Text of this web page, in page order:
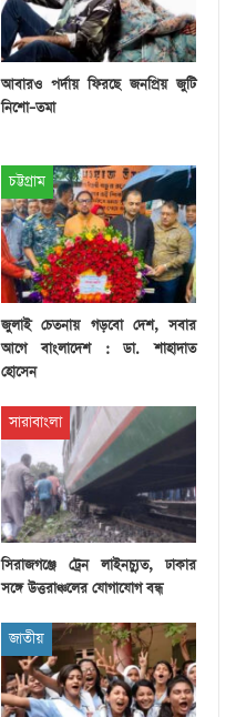
আবারও পর্দায় ফিরছে জনপ্রিয় জুটি
নিশো–তমা
চট্টগ্রাম
জুলাই চেতনায় গড়বো দেশ, সবার
আগে বাংলাদেশ : ডা. শাহাদাত
হোসেন
সারাবাংলা
সিরাজগঞ্জে ট্রেন লাইনচ্যুত, ঢাকার
সঙ্গে উত্তরাঞ্চলের যোগাযোগ বন্ধ
জাতীয়